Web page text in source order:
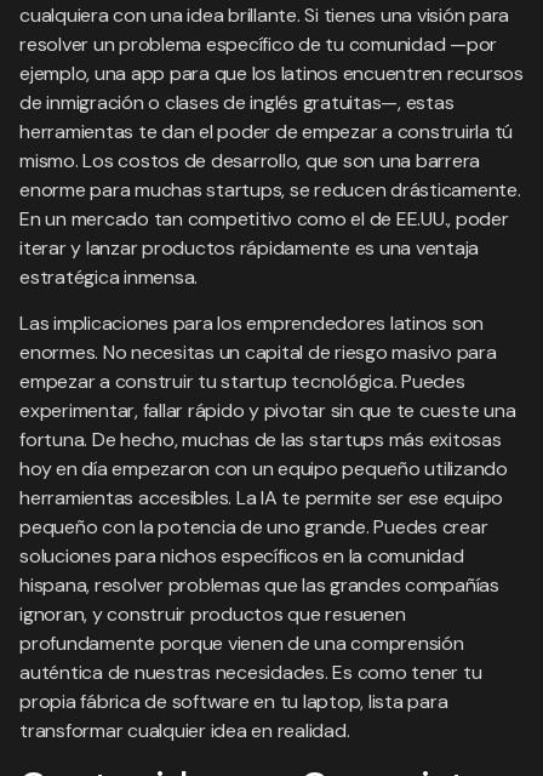
cualquiera con una idea brillante. Si tienes una visión para
resolver un problema específico de tu comunidad —por
ejemplo, una app para que los latinos encuentren recursos
de inmigración o clases de inglés gratuitas—, estas
herramientas te dan el poder de empezar a construirla tú
mismo. Los costos de desarrollo, que son una barrera
enorme para muchas startups, se reducen drásticamente.
En un mercado tan competitivo como el de EE.UU., poder
iterar y lanzar productos rápidamente es una ventaja
estratégica inmensa.
Las implicaciones para los emprendedores latinos son
enormes. No necesitas un capital de riesgo masivo para
empezar a construir tu startup tecnológica. Puedes
experimentar, fallar rápido y pivotar sin que te cueste una
fortuna. De hecho, muchas de las startups más exitosas
hoy en día empezaron con un equipo pequeño utilizando
herramientas accesibles. La IA te permite ser ese equipo
pequeño con la potencia de uno grande. Puedes crear
soluciones para nichos específicos en la comunidad
hispana, resolver problemas que las grandes compañías
ignoran, y construir productos que resuenen
profundamente porque vienen de una comprensión
auténtica de nuestras necesidades. Es como tener tu
propia fábrica de software en tu laptop, lista para
transformar cualquier idea en realidad.